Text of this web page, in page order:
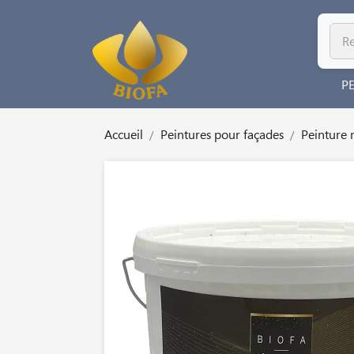
Accueil Peintures pour façades Peinture